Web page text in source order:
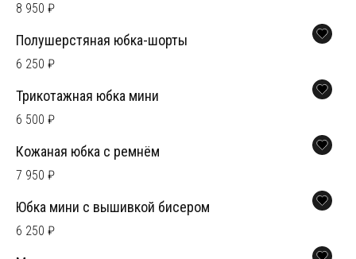
8 950 ₽
Полушерстяная юбка-шорты
6 250 ₽
Трикотажная юбка мини
6 500 ₽
Кожаная юбка с ремнём
7 950 ₽
Юбка мини с вышивкой бисером
6 250 ₽